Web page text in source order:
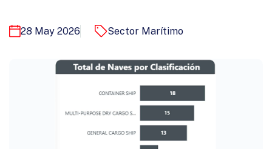
28 May 2026 Sector Marítimo